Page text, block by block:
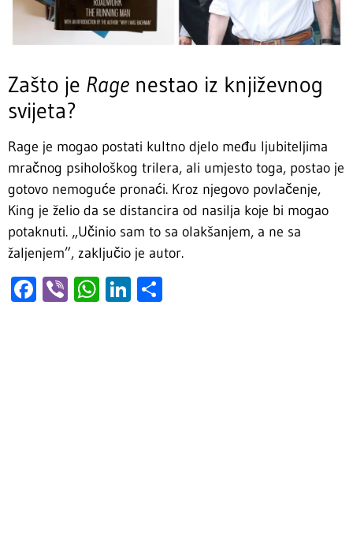
Zašto je Rage nestao iz književnog
svijeta?
Rage je mogao postati kultno djelo među ljubiteljima
mračnog psihološkog trilera, ali umjesto toga, postao je
gotovo nemoguće pronaći. Kroz njegovo povlačenje,
King je želio da se distancira od nasilja koje bi mogao
potaknuti. „Učinio sam to sa olakšanjem, a ne sa
žaljenjem”, zaključio je autor.
Facebook
ViberWhatsApp
LinkedIn